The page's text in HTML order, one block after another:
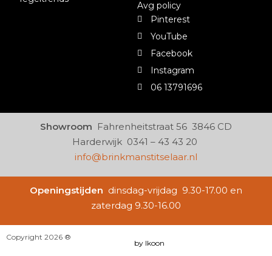
Avg policy
Pinterest
YouTube
Facebook
Instagram
06 13791696
Showroom Fahrenheitstraat 56 3846 CD
Harderwijk 0341 – 43 43 20
info@brinkmanstitselaar.nl
Openingstijden dinsdag-vrijdag 9.30-17.00 en
zaterdag 9.30-16.00
Copyright 2026 ®
by Ikoon